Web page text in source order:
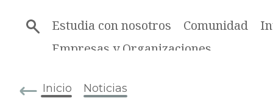
Estudia con nosotros Comunidad
Empresas y Organizaciones
Inicio Noticias